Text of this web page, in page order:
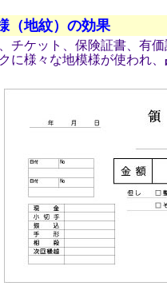
（地紋）の効果
チケット、保険証書、有
に様々な地模様が使われ、